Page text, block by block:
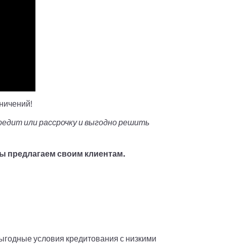
или рассрочку и выгодно решить
предлагаем своим клиентам.
условия кредитования с низкими